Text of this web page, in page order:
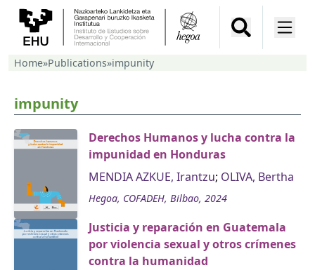
Home»Publications»impunity
impunity
Derechos Humanos y lucha contra la
impunidad en Honduras
MENDIA AZKUE, Irantzu; OLIVA, Bertha
Hegoa, COFADEH, Bilbao, 2024
Justicia y reparación en Guatemala
por violencia sexual y otros crímenes
contra la humanidad